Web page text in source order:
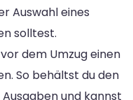
Auswahl eines
solltest.
dem Umzug einen
So behältst du den
und kannst